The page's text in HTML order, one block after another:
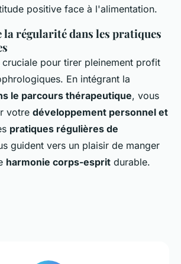
positive face à l'alimentation.
la régularité dans les pratiques
cruciale pour tirer pleinement profit
En intégrant la
le parcours thérapeutique, vous
votre développement personnel et
pratiques régulières de
guident vers un plaisir de manger
harmonie corps-esprit durable.